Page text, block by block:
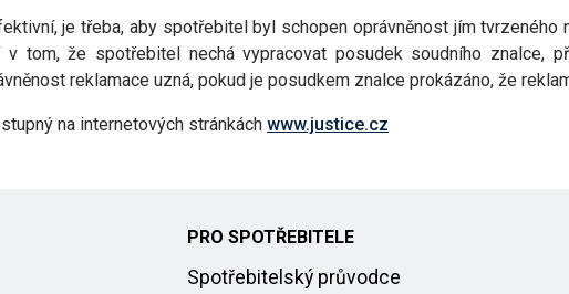
je třeba, aby spotřebitel byl schopen oprávněnost jím tvrzeného
v tom, že spotřebitel nechá vypracovat posudek soudního znalce,
reklamace uzná, pokud je posudkem znalce prokázáno, že
na internetových stránkách www.justice.cz
PRO SPOTŘEBITELE
Spotřebitelský průvodce